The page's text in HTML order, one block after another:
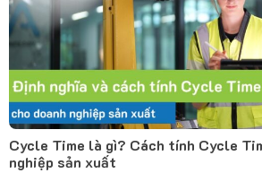
Cycle Time là gì? Cách tính Cycle
nghiệp sản xuất